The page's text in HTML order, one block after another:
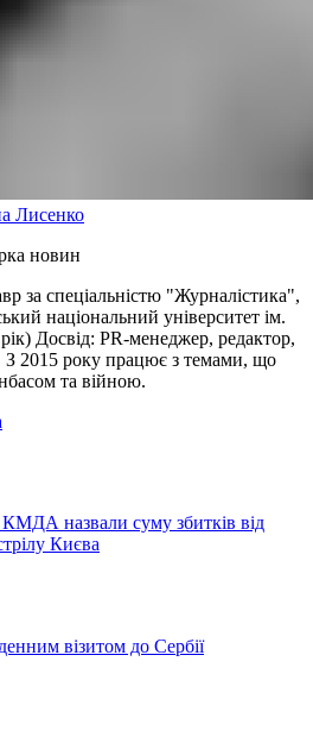
Лисенко
новин
за спеціальністю "Журналістика",
національний університет ім.
Досвід: PR-менеджер, редактор,
З 2015 року працює з темами, що
та війною.
назвали суму збитків від
Києва
візитом до Сербії